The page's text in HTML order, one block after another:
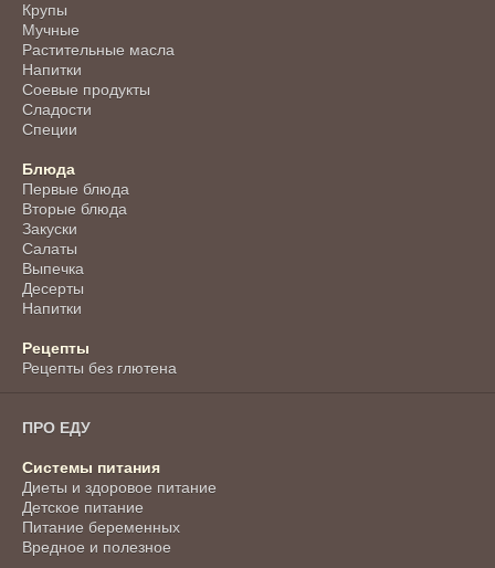
Крупы
Мучные
Растительные масла
Напитки
Соевые продукты
Сладости
Специи
Блюда
Первые блюда
Вторые блюда
Закуски
Салаты
Выпечка
Десерты
Напитки
Рецепты
Рецепты без глютена
ПРО ЕДУ
Системы питания
Диеты и здоровое питание
Детское питание
Питание беременных
Вредное и полезное